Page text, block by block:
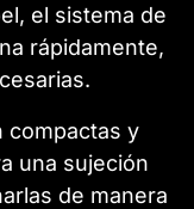
el sistema de
rápidamente,
compactas y
una sujeción
de manera